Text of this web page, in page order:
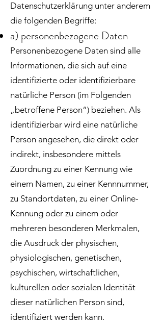
Datenschutzerklärung unter anderem
die folgenden Begriffe:
a) personenbezogene Daten
Personenbezogene Daten sind alle
Informationen, die sich auf eine
identifizierte oder identifizierbare
natürliche Person (im Folgenden
„betroffene Person“) beziehen. Als
identifizierbar wird eine natürliche
Person angesehen, die direkt oder
indirekt, insbesondere mittels
Zuordnung zu einer Kennung wie
einem Namen, zu einer Kennnummer,
zu Standortdaten, zu einer Online-
Kennung oder zu einem oder
mehreren besonderen Merkmalen,
die Ausdruck der physischen,
physiologischen, genetischen,
psychischen, wirtschaftlichen,
kulturellen oder sozialen Identität
dieser natürlichen Person sind,
identifiziert werden kann.